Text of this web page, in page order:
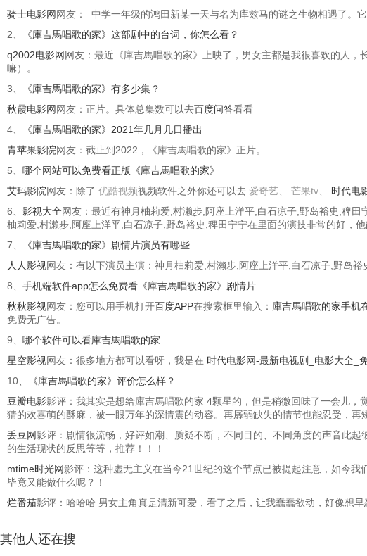
骑士电影网 网友： 中学一年级的鸿田新某一天与名为库兹马的谜之生物相遇了。
2、
《庫吉馬唱歌的家》这部剧中的台词，你怎么看？
q2002电影网 网友：最近《庫吉馬唱歌的家》上映了，男女主都是我很喜欢的人
嘛）。
3、
《庫吉馬唱歌的家》有多少集？
秋霞电影网 网友：正片。具体总集数可以去百度问答看看
4、
《庫吉馬唱歌的家》2021年几月几日播出
青苹果影院网友：截止到2022，《庫吉馬唱歌的家》正片。
5、 哪个网站可以免费看正版《庫吉馬唱歌的家》
艾玛影院网友：除了 优酷视频视频软件之外你还可以去 爱奇艺 芒果tv 时代电
6、 影视大全网友：最近有神月柚莉爱,村濑步,阿座上洋平,白石凉子,野岛裕史,稗
柚莉爱,村濑步,阿座上洋平,白石凉子,野岛裕史,稗田宁宁在里面的演技非常的好，
7、
《庫吉馬唱歌的家》剧情片演员有哪些
人人影视网友：有以下演员主演：神月柚莉爱,村濑步,阿座上洋平,白石凉子,野岛裕
8、 手机端软件app怎么免费看《庫吉馬唱歌的家》剧情片
秋秋影视网友：您可以用手机打开百度APP在搜索框里输入： 庫吉馬唱歌的家手机
免费无广告。
9、 哪个软件可以看庫吉馬唱歌的家
星空影视网友：很多地方都可以看呀，我是在 时代电影网-最新电视剧_电影大全_
10、
《庫吉馬唱歌的家》评价怎么样？
豆瓣电影影评：我其实是想给庫吉馬唱歌的家 4颗星的，但是稍微回味了一会儿
猜的欢喜萌的酥麻，被一眼万年的深情震的动容。再孱弱缺失的情节也能忍受，
丢豆网影评：剧情很流畅，好评如潮、质疑不断，不同目的、不同角度的声音此
的生活现状的反思等等，推荐！！！
mtime时光网影评：这种虚无主义在当今21世纪的这个节点已被提起注意，如今
毕竟又能做什么呢？！
烂番茄影评：哈哈哈 男女主角真是清新可爱，看了之后，让我蠢蠢欲动，好像想
其他人还在搜